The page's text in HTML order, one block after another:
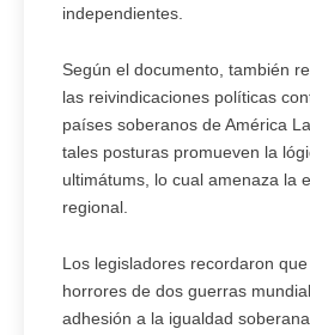
independientes.
Según el documento, también
las reivindicaciones políticas
países soberanos de América
tales posturas promueven la
ultimátums, lo cual amenaza la
regional.
Los legisladores recordaron
horrores de dos guerras
adhesión a la igualdad